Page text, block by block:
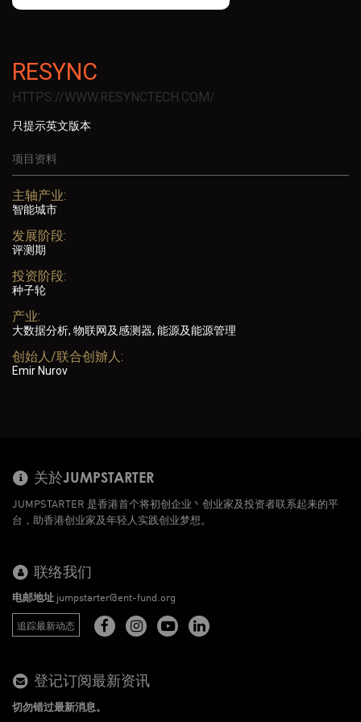
RESYNC
HTTPS://WWW.RESYNCTECH.COM/
只提示英文版本
项目资料
主轴产业:
智能城市
发展阶段:
评测期
投资阶段:
种子轮
产业:
大数据分析, 物联网及感测器, 能源及能源管理
创始人/联合创辧人:
Emir Nurov
关於JUMPSTARTER
JUMPSTARTER 是香港首个将初创企业丶创业家及投资者联系起来的平
台，助香港创业家及年轻人实践创业梦想。
联络我们
电邮地址 jumpstarter@ent-fund.org
追踪最新动态
登记订阅最新资讯
切勿错过最新消息。